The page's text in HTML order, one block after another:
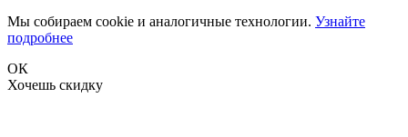
Мы собираем cookie и аналогичные технологии. Узнайте
подробнее
ОК
Хочешь скидку